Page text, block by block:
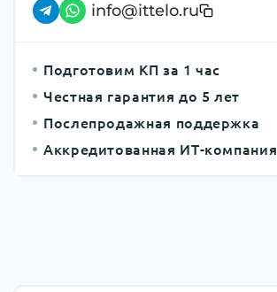
info@ittelo.ru
Подготовим КП за 1 час
Честная гарантия до 5 лет
Послепродажная поддержка
Аккредитованная ИТ-компания